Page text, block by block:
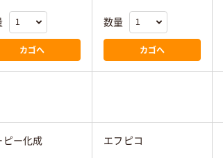
カゴへ
数量
カゴへ
ピー化成 エフピコ